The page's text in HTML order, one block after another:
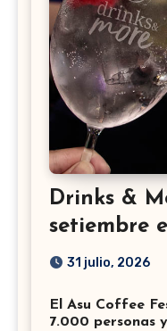
Drinks &
setiembre
31 julio, 2026
El Asu Coffee
7.000 personas